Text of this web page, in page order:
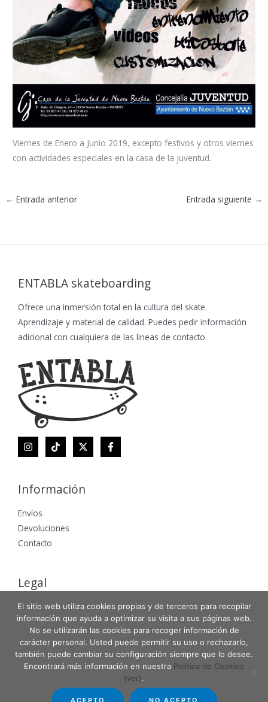
Viernes de Enero a Junio 2019, excepto festivos y otros viernes
con actividades especiales en la casa de la juventud.
← Entrada anterior Entrada siguiente →
ENTABLA skateboarding
Ofrece una inmersión total en la cultura del skate.
Aprendizaje y material de calidad. Puedes pedir información
adicional con cualquiera de las lineas de contacto.
Información
Envíos
Devoluciones
Contacto
Legal
Aviso Legal
Política de Privacidad
Política de Cookies
El sitio web utiliza cookies propias y de terceros para recopilar
información que ayuda a optimizar su visita a sus páginas web.
No se utilizarán las cookies para recoger información de
carácter personal. Usted puede permitir su uso o rechazarlo,
también puede cambiar su configuración siempre que lo desee.
Encontrará más información en nuestra Política de Cookies
(ver).
ACEPTO NO ACEPTO